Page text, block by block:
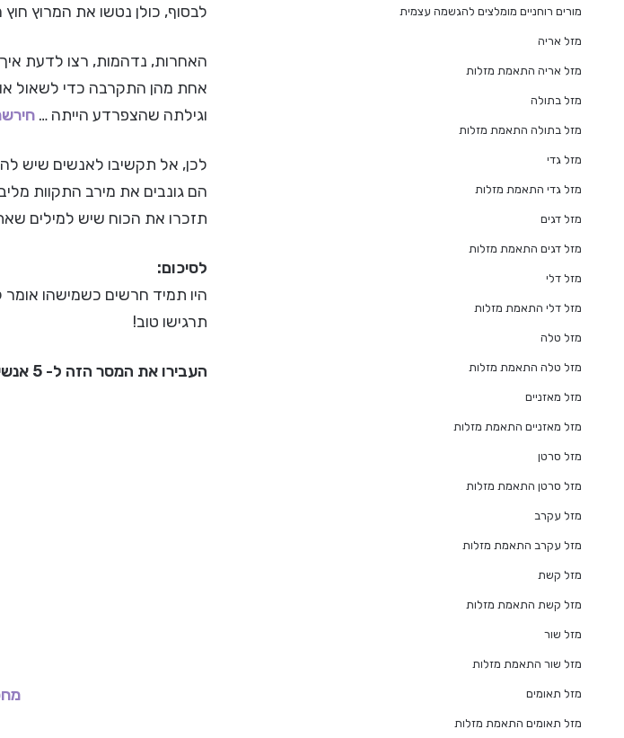
לבסוף, כולן נטשו את המרוץ
האחרות, נדהמות, רצו לדעת
אחת מהן התקרבה כדי לשאול
וגילתה שהצפרדע הייתה …
לכן, אל תקשיבו לאנשים שיש
הם גונבים את מירב התקוות
תזכרו את הכוח שיש למילים
לסיכום:
היו תמיד חרשים כשמישהו
תרגישו טוב!
העבירו את המסר הזה ל- 5 אנשים. הדבר אולי יתרום לעולם מעט טוב יותר ….
מורים רוחניים מומלצים להגשמה עצמית
מזל אריה
מזל אריה התאמת מזלות
מזל בתולה
מזל בתולה התאמת מזלות
מזל גדי
מזל גדי התאמת מזלות
מזל דגים
מזל דגים התאמת מזלות
מזל דלי
מזל דלי התאמת מזלות
מזל טלה
מזל טלה התאמת מזלות
מזל מאזניים
מזל מאזניים התאמת מזלות
מזל סרטן
מזל סרטן התאמת מזלות
מזל עקרב
מזל עקרב התאמת מזלות
מזל קשת
מזל קשת התאמת מזלות
מזל שור
מזל שור התאמת מזלות
מזל תאומים
מזל תאומים התאמת מזלות